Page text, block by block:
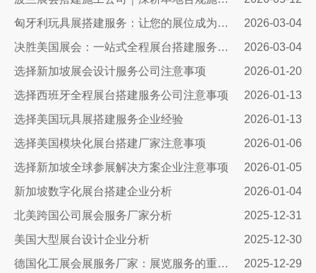
匈牙利玩具展搭建服务：让您的展位成为布达佩斯最闪亮的明星
2026-03-04
决胜美国展会：一站式全程展台搭建服务，如何助您抢占市场先机
2026-03-04
选择新加坡展会设计服务公司注意事项
2026-01-20
选择西班牙全程展台搭建服务公司注意事项
2026-01-13
选择美国玩具展搭建服务企业经验
2026-01-13
选择美国模块化展台搭建厂家注意事项
2026-01-06
选择新加坡全球参展解决方案企业注意事项
2026-01-05
新加坡数字化展台搭建企业分析
2026-01-04
北美跨国公司展会服务厂家分析
2025-12-31
美国大型展台设计企业分析
2025-12-30
德国化工展会展服务厂家：展览服务的重要性及选择指南
2025-12-29